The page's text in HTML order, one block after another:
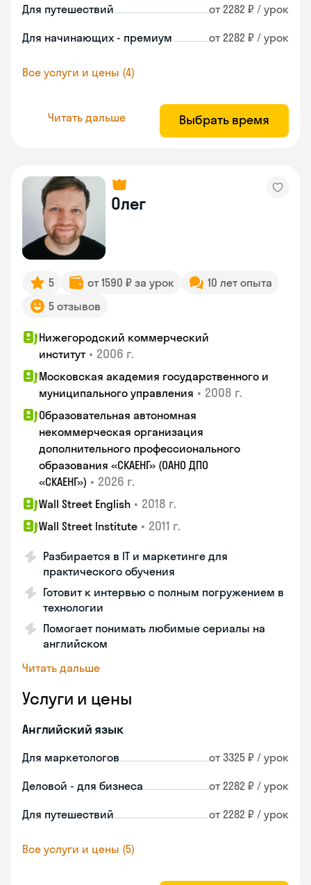
Для путешествий от 2282 ₽ / урок
Для начинающих - премиум от 2282 ₽ / урок
Все услуги и цены (4)
Читать дальше Выбрать время
Олег
5 от 1590 ₽ за урок
10 лет опыта
5 отзывов
Нижегородский коммерческий
институт • 2006 г.
Московская академия государственного и
муниципального управления • 2008 г.
Образовательная автономная
некоммерческая организация
дополнительного профессионального
образования «СКАЕНГ» (ОАНО ДПО
«СКАЕНГ») • 2026 г.
Wall Street English • 2018 г.
Wall Street Institute • 2011 г.
Разбирается в IT и маркетинге для
практического обучения
Готовит к интервью с полным погружением в
технологии
Помогает понимать любимые сериалы на
английском
Читать дальше
Услуги и цены
Английский язык
Для маркетологов от 3325 ₽ / урок
Деловой - для бизнеса от 2282 ₽ / урок
Для путешествий от 2282 ₽ / урок
Все услуги и цены (5)